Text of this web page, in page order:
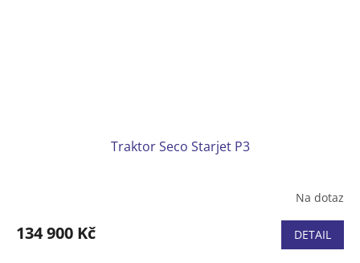
Traktor Seco Starjet P3
Na dotaz
134 900 Kč DETAIL